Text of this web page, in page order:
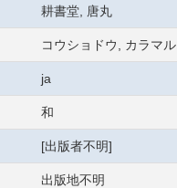
耕書堂, 唐丸
コウショドウ, カラマル
ja
和
[出版者不明]
出版地不明